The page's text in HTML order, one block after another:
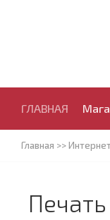
ГЛАВНАЯ
Главная >>